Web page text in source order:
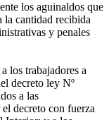
los aguinaldos que
la cantidad recibida
y penales
los trabajadores a
decreto ley Nº
a las
decreto con fuerza